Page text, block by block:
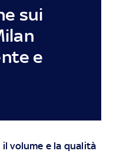
sui
e
volume e la qualità